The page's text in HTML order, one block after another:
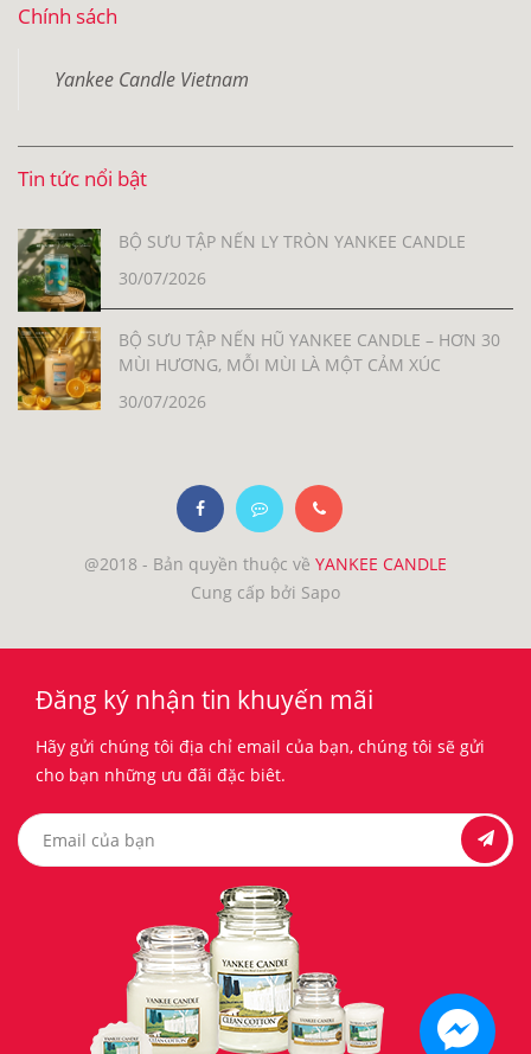
Chính sách
Yankee Candle Vietnam
Tin tức nổi bật
BỘ SƯU TẬP NẾN LY TRÒN YANKEE CANDLE
30/07/2026
BỘ SƯU TẬP NẾN HŨ YANKEE CANDLE – HƠN 30
MÙI HƯƠNG, MỖI MÙI LÀ MỘT CẢM XÚC
30/07/2026
@2018 - Bản quyền thuộc về YANKEE CANDLE
Cung cấp bởi Sapo
Đăng ký nhận tin khuyến mãi
Hãy gửi chúng tôi địa chỉ email của bạn, chúng tôi sẽ gửi
cho bạn những ưu đãi đặc biêt.